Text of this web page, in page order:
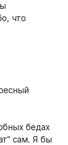
что
бедах
сам. Я бы